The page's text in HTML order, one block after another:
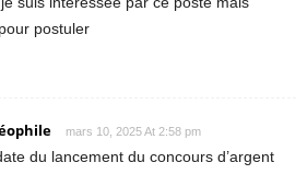
postuler
mars 10, 2025 At 2:58 pm
du lancement du concours d’argent